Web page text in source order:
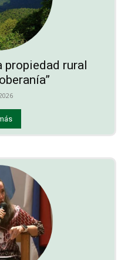
propiedad rural